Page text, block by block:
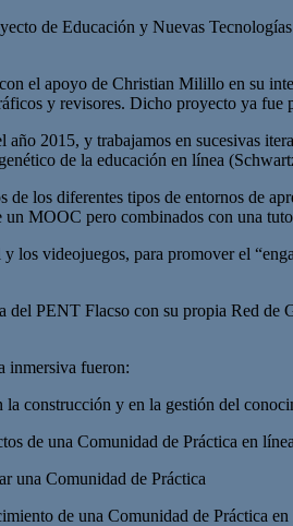
de Educación y Nuevas
el apoyo de Christian Milillo en su
y revisores. Dicho proyecto ya
2015, y trabajamos en sucesivas
de la educación en línea
los diferentes tipos de entornos de
MOOC pero combinados con una
los videojuegos, para promover el
PENT Flacso con su propia Red
inmersiva fueron:
construcción y en la gestión del
de una Comunidad de Práctica en
una Comunidad de Práctica
de una Comunidad de Práctica en